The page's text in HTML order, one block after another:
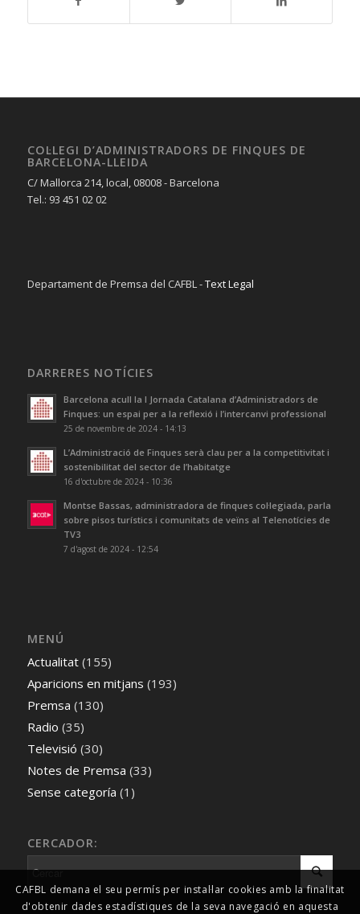
COL·LEGI D’ADMINISTRADORS DE FINQUES DE
BARCELONA-LLEIDA
C/ Mallorca 214, local, 08008 - Barcelona
Tel.: 93 451 02 02
Departament de Premsa del CAFBL -Text Legal
DARRERES NOTÍCIES
Barcelona acull la I Jornada Catalana d’Administradors de
Finques: un espai per a la reflexió i l’intercanvi professional
25 de novembre de 2024 - 14:13
L’Administració de Finques serà clau per a la competitivitat i
sostenibilitat del sector de l’habitatge
16 d'octubre de 2024 - 10:36
Montse Bassas, administradora de finques col·legiada, parla
sobre pisos turístics i comunitats de veïns al Telenotícies de
TV3
7 d'agost de 2024 - 12:54
MENÚ
Actualitat(155)
Aparicions en mitjans (193)
Premsa (130)
Radio (35)
Televisió (30)
Notes de Premsa (33)
Sense categoría (1)
CERCADOR:
CAFBL demana el seu permís per instal·lar cookies amb la finalitat
d'obtenir dades estadístiques de la seva navegació en aquesta